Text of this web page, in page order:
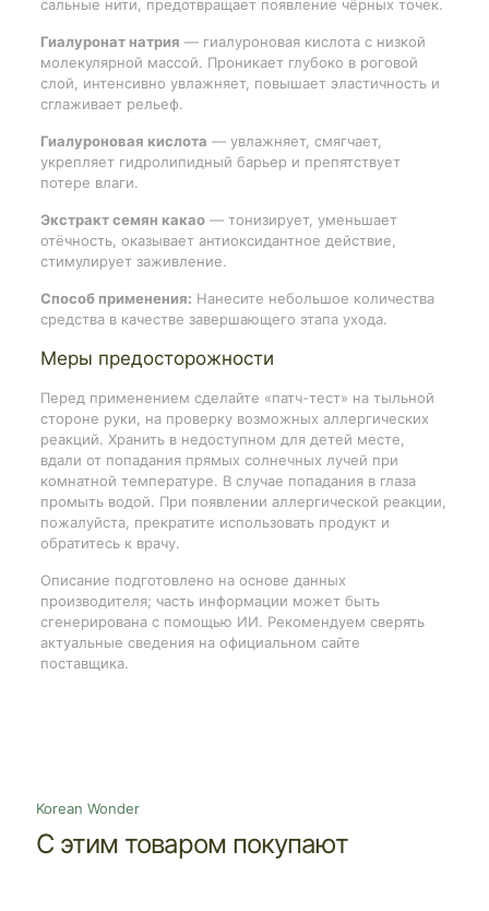
сальные нити, предотвращает появление чёрных точек.
Гиалуронат натрия — гиалуроновая кислота с низкой
молекулярной массой. Проникает глубоко в роговой
слой, интенсивно увлажняет, повышает эластичность и
сглаживает рельеф.
Гиалуроновая кислота — увлажняет, смягчает,
укрепляет гидролипидный барьер и препятствует
потере влаги.
Экстракт семян какао— тонизирует, уменьшает
отёчность, оказывает антиоксидантное действие,
стимулирует заживление.
Способ применения: Нанесите небольшое количества
средства в качестве завершающего этапа ухода.
Меры предосторожности
Перед применением сделайте «патч-тест» на тыльной
стороне руки, на проверку возможных аллергических
реакций. Хранить в недоступном для детей месте,
вдали от попадания прямых солнечных лучей при
комнатной температуре. В случае попадания в глаза
промыть водой. При появлении аллергической реакции,
пожалуйста, прекратите использовать продукт и
обратитесь к врачу.
Описание подготовлено на основе данных
производителя; часть информации может быть
сгенерирована с помощью ИИ. Рекомендуем сверять
актуальные сведения на официальном сайте
поставщика.
Korean Wonder
С этим товаром покупают